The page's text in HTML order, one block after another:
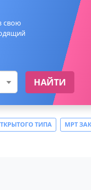
свою
НАЙТИ
ТИПА МРТ